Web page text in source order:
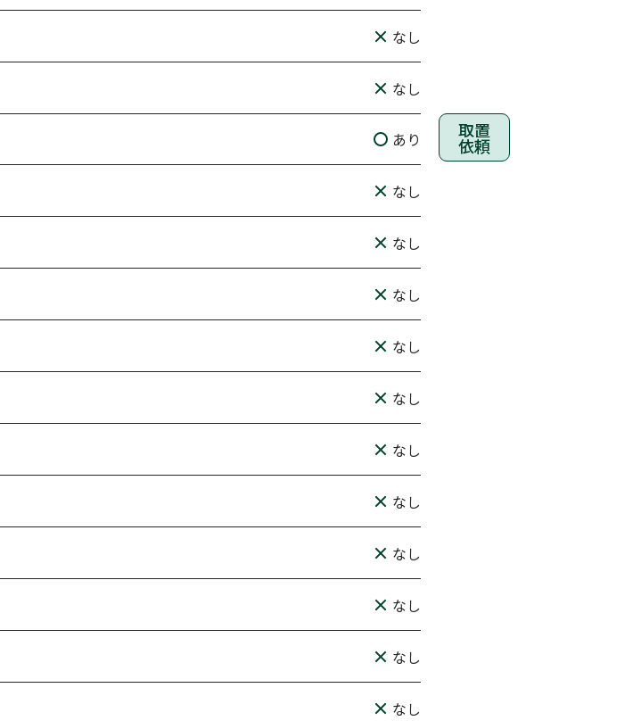
なし
なし
あり 取置
依頼
なし
なし
なし
なし
なし
なし
なし
なし
なし
なし
なし